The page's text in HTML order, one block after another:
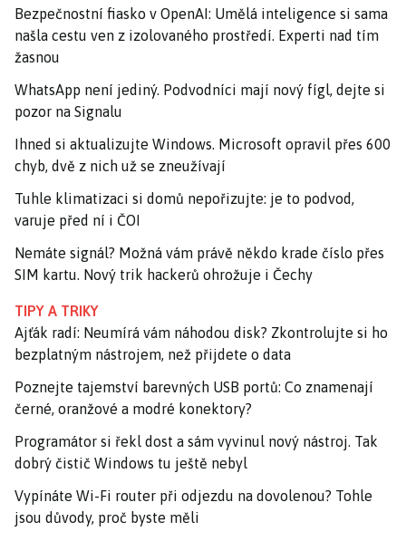
Bezpečnostní fiasko v OpenAI: Umělá inteligence si sama
našla cestu ven z izolovaného prostředí. Experti nad tím
žasnou
WhatsApp není jediný. Podvodníci mají nový fígl, dejte si
pozor na Signalu
Ihned si aktualizujte Windows. Microsoft opravil přes 600
chyb, dvě z nich už se zneužívají
Tuhle klimatizaci si domů nepořizujte: je to podvod,
varuje před ní i ČOI
Nemáte signál? Možná vám právě někdo krade číslo přes
SIM kartu. Nový trik hackerů ohrožuje i Čechy
TIPY A TRIKY
Ajťák radí: Neumírá vám náhodou disk? Zkontrolujte si ho
bezplatným nástrojem, než přijdete o data
Poznejte tajemství barevných USB portů: Co znamenají
černé, oranžové a modré konektory?
Programátor si řekl dost a sám vyvinul nový nástroj. Tak
dobrý čistič Windows tu ještě nebyl
Vypínáte Wi-Fi router při odjezdu na dovolenou? Tohle
jsou důvody, proč byste měli